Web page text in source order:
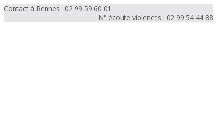
Contact à Rennes : 02 99 59 60 01
N° écoute violences : 02 99 54 44 88